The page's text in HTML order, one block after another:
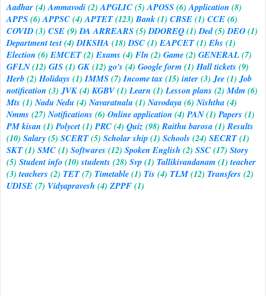
Aadhar(4) Ammavodi(2) APGLIC(5) APOSS(6) Application (8)
APPS(6) APPSC(4) APTET(123) Bank(1) CBSE(1) CCE(6)
COVID(3) CSE(9) DA ARREARS(5) DDOREQ(1) Ded(5) DEO(1)
Department test(4) DIKSHA (18) DSC(1) EAPCET(1) Ehs (1)
Election (6) EMCET(2) Exams (4) Fln (2) Game(2) GENERAL(7)
GFLN(12) GIS(1) GK(12) go's (4) Google form(1) Hall tickets (9)
Herb(2) Holidays (1) IMMS(7) Income tax(15) inter(3) Jee(1) Job
notification (3) JVK(4) KGBV(1) Learn (1) Lesson plans (2) Mdm(6)
Mts (1) Nadu Nedu (4) Navaratnalu (1) Navodaya(6) Nishtha(4)
Nmms (27) Notifications (6) Online application (4) PAN(1) Papers (1)
PM kisan (1) Polycet(1) PRC(4) Quiz(98) Raithu barosa(1) Results
(10) Salary(5) SCERT(5) Scholar ship(1) Schools (24) SECRT(1)
SKT(1) SMC(1) Softwares (12) Spoken English (2) SSC(17) Story
(5) Student info(10) students (28) Svp(1) Tallikivandanam(1) teacher
(3) teachers (2) TET(7) Timetable(1) Tis (4) TLM(12) Transfers (2)
UDISE(7) Vidyapravesh (4) ZPPF(1)